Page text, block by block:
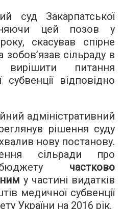
суд Закарпатської
цей позов у
скасував спірне
сільраду в
питання
відповідно
адміністративний
рішення суду
нову постанову.
сільради про
бюджету частково
у частині видатків
медичної субвенції
України на 2016 рік.